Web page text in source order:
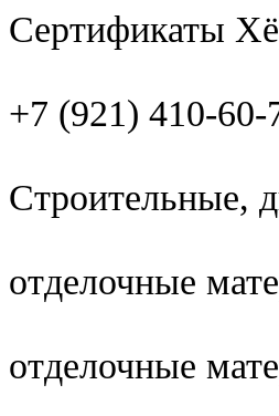
Сертификаты
+7 (921) 410-
Строительные,
отделочные
отделочные